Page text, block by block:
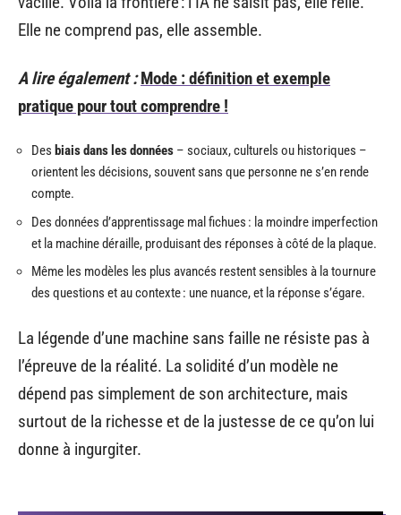
Elle ne comprend pas, elle assemble.
A lire également : Mode : définition et exemple
pratique pour tout comprendre !
Des biais dans les données – sociaux, culturels ou historiques –
orientent les décisions, souvent sans que personne ne s’en rende
compte.
Des données d’apprentissage mal fichues : la moindre imperfection
et la machine déraille, produisant des réponses à côté de la plaque.
Même les modèles les plus avancés restent sensibles à la tournure
des questions et au contexte : une nuance, et la réponse s’égare.
La légende d’une machine sans faille ne résiste pas à
l’épreuve de la réalité. La solidité d’un modèle ne
dépend pas simplement de son architecture, mais
surtout de la richesse et de la justesse de ce qu’on lui
donne à ingurgiter.